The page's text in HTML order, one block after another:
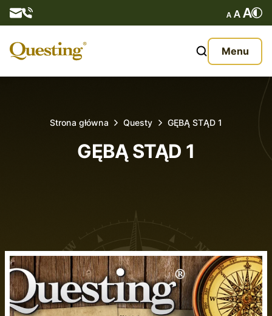
Menu
O nas
Aktualności
Strona główna Questy GĘBĄ STĄD 1
GĘBĄ STĄD 1